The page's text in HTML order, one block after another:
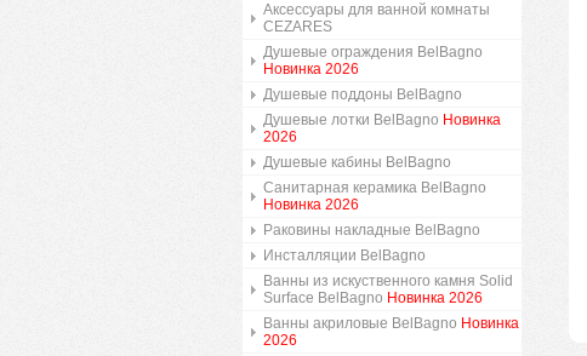
Аксессуары для ванной комнаты
CEZARES
Душевые ограждения BelBagno
Новинка 2026
Душевые поддоны BelBagno
Душевые лотки BelBagno Новинка
2026
Душевые кабины BelBagno
Санитарная керамика BelBagno
Новинка 2026
Раковины накладные BelBagno
Инсталляции BelBagno
Ванны из искуственного камня Solid
Surface BelBagno Новинка 2026
Ванны акриловые BelBagno Новинка
2026